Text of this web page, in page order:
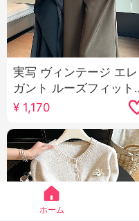
実写 ヴィンテージ エレ
ガント ルーズフィット
カジュアル スラックス
女性 2025 春 新品 ハイ
ウエスト スリム効果 垂
感 フロアレングス ズボ
ン 長ズボン
¥ 1,170
ホーム